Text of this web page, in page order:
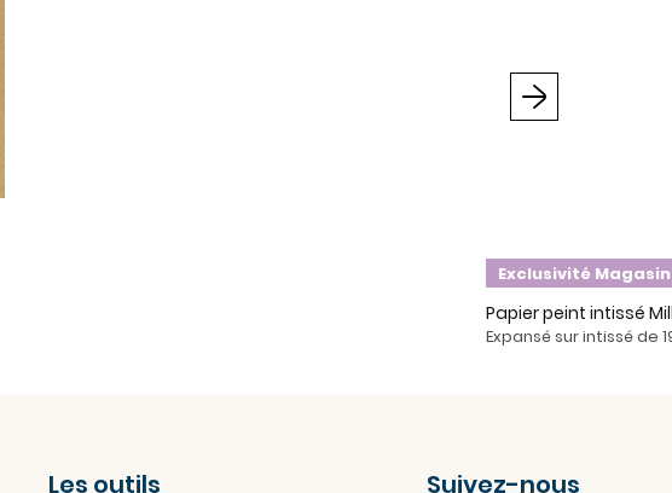
Exclusivité
Papier peint intissé
Expansé sur intissé de
Les outils Suivez-nous